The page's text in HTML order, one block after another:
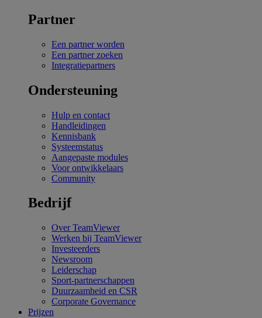
Partner
Een partner worden
Een partner zoeken
Integratiepartners
Ondersteuning
Hulp en contact
Handleidingen
Kennisbank
Systeemstatus
Aangepaste modules
Voor ontwikkelaars
Community
Bedrijf
Over TeamViewer
Werken bij TeamViewer
Investeerders
Newsroom
Leiderschap
Sport-partnerschappen
Duurzaamheid en CSR
Corporate Governance
Prijzen